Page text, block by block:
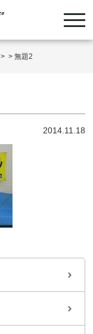
> >無題2
2014.11.18